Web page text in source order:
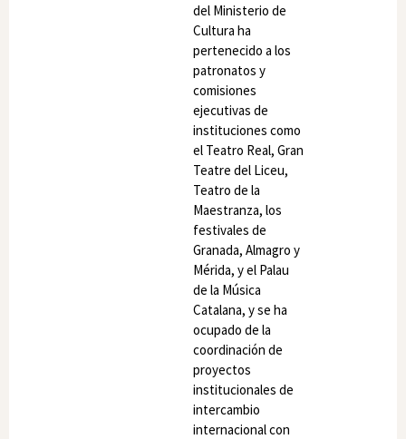
del Ministerio de
Cultura ha
pertenecido a los
patronatos y
comisiones
ejecutivas de
instituciones como
el Teatro Real, Gran
Teatre del Liceu,
Teatro de la
Maestranza, los
festivales de
Granada, Almagro y
Mérida, y el Palau
de la Música
Catalana, y se ha
ocupado de la
coordinación de
proyectos
institucionales de
intercambio
internacional con